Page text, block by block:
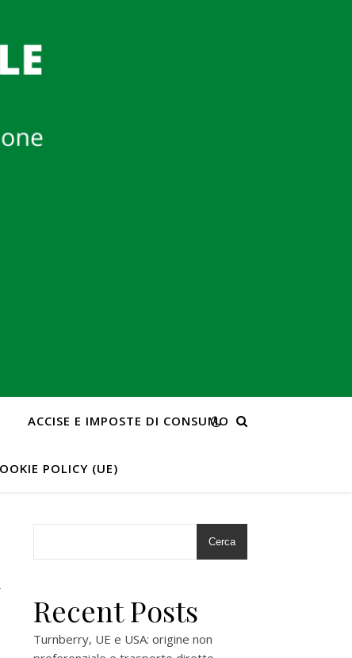
ACCISE E IMPOSTE DI CONSUMO
POLICY (UE)
Cerca
Recent Posts
Turnberry, UE e USA: origine non